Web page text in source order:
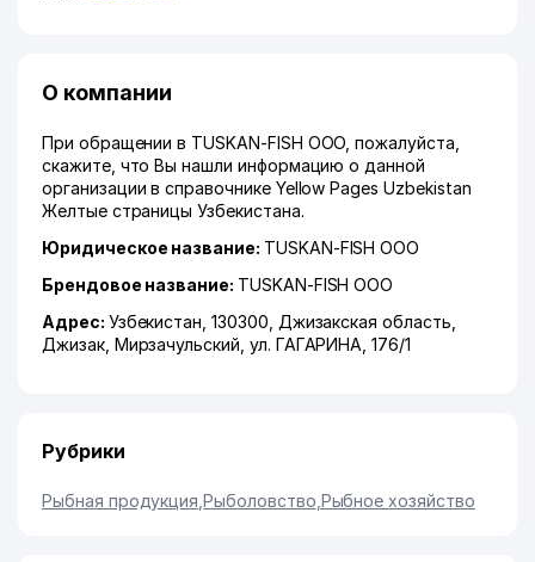
О компании
При обращении в TUSKAN-FISH ООО, пожалуйста,
скажите, что Вы нашли информацию о данной
организации в справочнике Yellow Pages Uzbekistan
Желтые страницы Узбекистана.
Юридическое название: TUSKAN-FISH ООО
Брендовое название: TUSKAN-FISH ООО
Адрес: Узбекистан, 130300, Джизакская область
Джизак, Мирзачульский ул. ГАГАРИНА , 176/1
Рубрики
Рыбная продукция ,Рыболовство Рыбное хозяйство